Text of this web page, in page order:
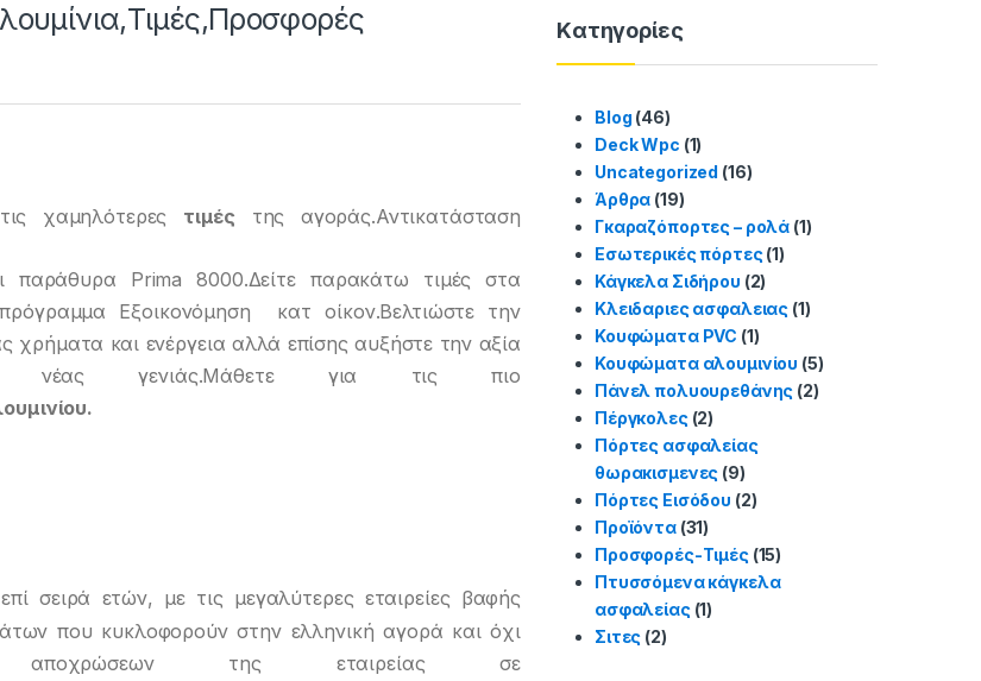
χαμηλότερες τιμές της αγοράς.Αντικατάσταση
Prima 8000.Δείτε παρακάτω τιμές στα
Εξοικονόμηση κατ οίκον.Βελτιώστε την
και ενέργεια αλλά επίσης αυξήστε την αξία
γενιάς.Μάθετε για τις πιο
σειρά ετών, με τις μεγαλύτερες εταιρείες βαφής
που κυκλοφορούν στην ελληνική αγορά και όχι
της εταιρείας σε
Kατηγορίες
Blog (46)
Deck Wpc (1)
Uncategorized (16)
Άρθρα (19)
Γκαραζόπορτες – ρολά (1)
Εσωτερικές πόρτες(1)
Κάγκελα Σιδήρου (2)
Κλειδαριες ασφαλειας (1)
Κουφώματα PVC (1)
Κουφώματα αλουμινίου (5)
Πάνελ πολυουρεθάνης (2)
Πέργκολες(2)
Πόρτες ασφαλείας
θωρακισμενες (9)
Πόρτες Εισόδου (2)
Προϊόντα(31)
Προσφορές-Τιμές(15)
Πτυσσόμενα κάγκελα
ασφαλείας(1)
Σιτες (2)